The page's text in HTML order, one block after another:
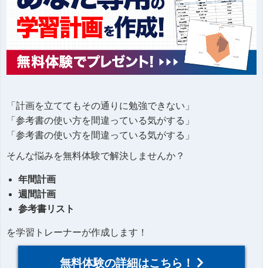
「計画を立ててもその通りに勉強できない」
「参考書の使い方を間違っている気がする」
「参考書の使い方を間違っている気がする」
そんな悩みを無料体験で解決しませんか？
年間計画
週間計画
参考書リスト
を学習トレーナーが作成します！
無料体験の詳細はこちら！